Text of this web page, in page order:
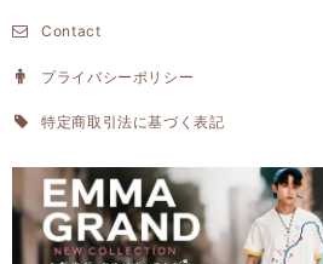
Contact
プライバシーポリシー
特定商取引法に基づく表記